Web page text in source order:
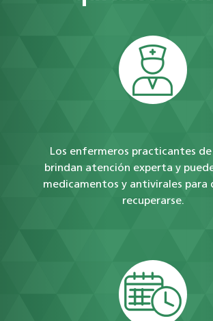
Los enfermeros practicantes
brindan atención experta y
medicamentos y antivirales para
recuperarse.